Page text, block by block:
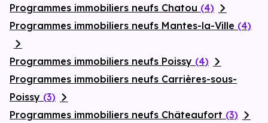
Programmes immobiliers neufs Chatou (4)
Programmes immobiliers neufs Mantes-la-Ville (4)
Programmes immobiliers neufs Poissy (4)
Programmes immobiliers neufs Carrières-sous-
Poissy (3)
Programmes immobiliers neufs Châteaufort (3)